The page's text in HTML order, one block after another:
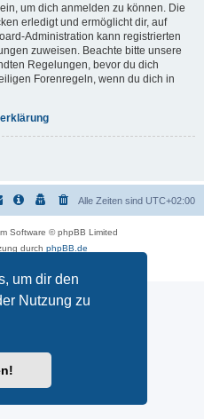
um dir den
Nutzung zu
um dich anmelden zu können. Die
erledigt und ermöglicht dir, auf
Administration kann registrierten
zuweisen. Beachte bitte unsere
Regelungen, bevor du dich
Forenregeln, wenn du dich in
Alle Zeiten sind UTC+02:00
Software © phpBB Limited
durch phpBB.de